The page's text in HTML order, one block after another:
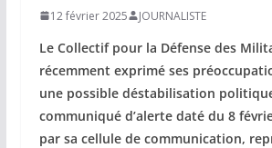
12 février 2025 JOURNALISTE
Le Collectif pour la Défense des
récemment exprimé ses
une possible déstabilisation
communiqué d’alerte daté du 8
par sa cellule de communication,